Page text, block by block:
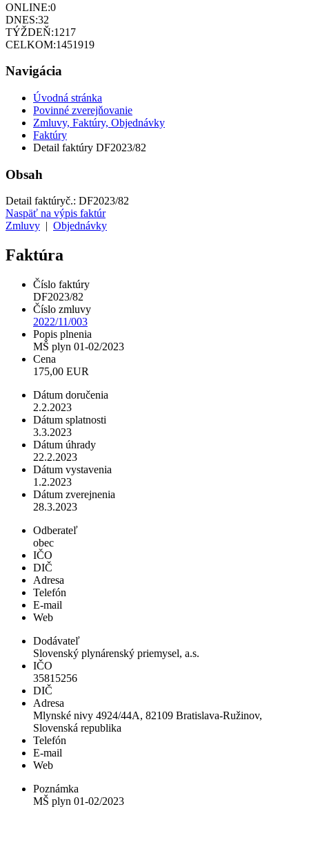
ONLINE:0
DNES:32
TÝŽDEŇ:1217
CELKOM:1451919
Navigácia
Úvodná stránka
Povinné zverejňovanie
Zmluvy, Faktúry, Objednávky
Faktúry
Detail faktúry DF2023/82
Obsah
Detail faktúryč.: DF2023/82
Naspäť na výpis faktúr
Zmluvy
Objednávky
Faktúra
Číslo faktúry
DF2023/82
Číslo zmluvy
2022/11/003
Popis plnenia
MŠ plyn 01-02/2023
Cena
175,00 EUR
Dátum doručenia
2.2.2023
Dátum splatnosti
3.3.2023
Dátum úhrady
22.2.2023
Dátum vystavenia
1.2.2023
Dátum zverejnenia
28.3.2023
Odberateľ
obec
IČO
DIČ
Adresa
Telefón
E-mail
Web
Dodávateľ
Slovenský plynárenský priemysel, a.s.
IČO
35815256
DIČ
Adresa
Mlynské nivy 4924/44A, 82109 Bratislava-Ružinov,
Slovenská republika
Telefón
E-mail
Web
Poznámka
MŠ plyn 01-02/2023